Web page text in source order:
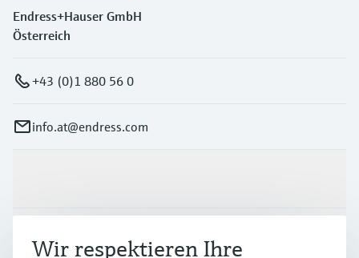
Endress+Hauser GmbH
Österreich
+43 (0)1 880 56 0
info.at@endress.com
Branchen
Wir respektieren Ihre